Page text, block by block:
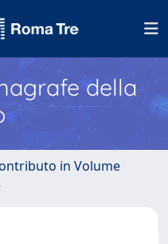
della
in Volume